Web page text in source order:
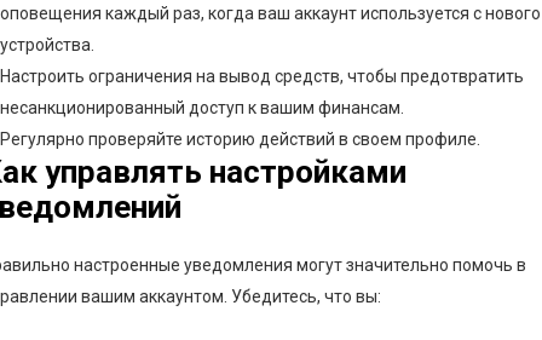
оповещения каждый раз, когда ваш аккаунт используется с нового
устройства.
Настроить ограничения на вывод средств, чтобы предотвратить
несанкционированный доступ к вашим финансам.
Регулярно проверяйте историю действий в своем профиле.
управлять настройками
настроенные уведомления могут значительно помочь в
вашим аккаунтом. Убедитесь, что вы: